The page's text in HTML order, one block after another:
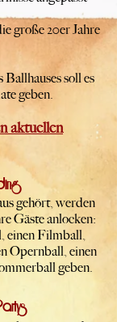
große 20er Jahre
soll es
geben.
aktuellen
gehört, werden
Gäste anlocken:
einen Filmball,
Opernball, einen
geben.